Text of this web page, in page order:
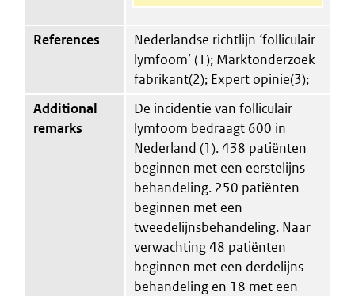
References
Nederlandse richtlijn ‘folliculair
lymfoom’ (1); Marktonderzoek
fabrikant(2); Expert opinie(3);
Additional
remarks
De incidentie van folliculair
lymfoom bedraagt 600 in
Nederland (1). 438 patiënten
beginnen met een eerstelijns
behandeling. 250 patiënten
beginnen met een
tweedelijnsbehandeling. Naar
verwachting 48 patiënten
beginnen met een derdelijns
behandeling en 18 met een